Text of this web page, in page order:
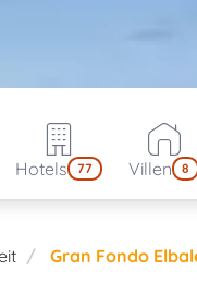
Hotels 77 Villen 8
Gran Fondo